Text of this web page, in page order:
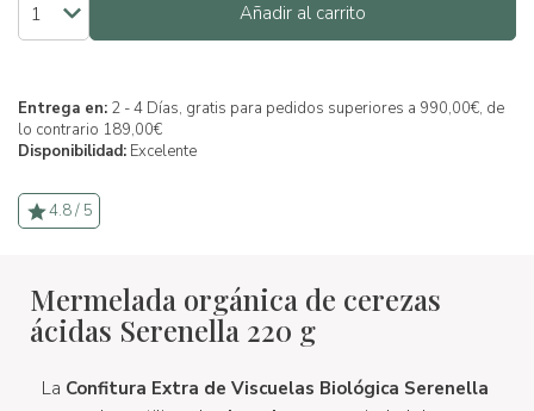
Añadir al carrito
Entrega en: 2 - 4 Días, gratis para pedidos superiores a 990,00€, de
lo contrario 189,00€
Disponibilidad: Excelente
4.8 / 5
Mermelada orgánica de cerezas
ácidas Serenella 220 g
La Confitura Extra de Viscuelas Biológica Serenella